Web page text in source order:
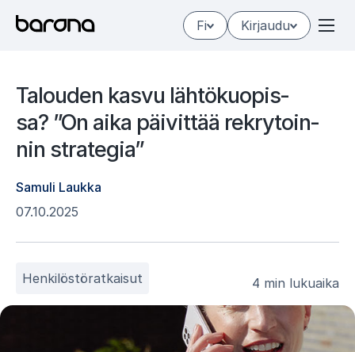
sisältöön
Kirjaudu
Fi
Ta­lou­den kas­vu läh­tö­kuo­pis­
sa? ”On aika päi­vit­tää rek­ry­toin­
nin stra­te­gia”
Samuli Laukka
07.10.2025
Henkilöstöratkaisut 4 min lukuaika